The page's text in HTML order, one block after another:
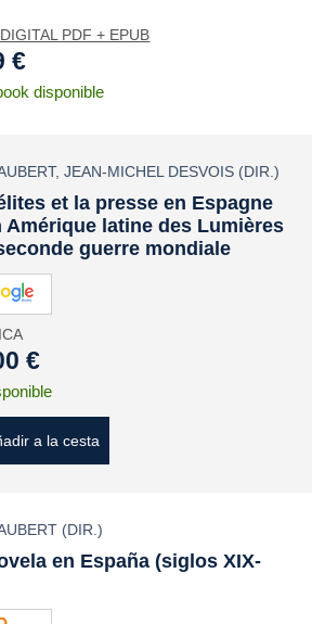
PDF + EPUB
€
disponible
,JEAN-MICHEL DESVOIS (DIR.)
et la presse en Espagne
Amérique latine des Lumières
guerre mondiale
€
a la cesta
(DIR.)
en España (siglos XIX-